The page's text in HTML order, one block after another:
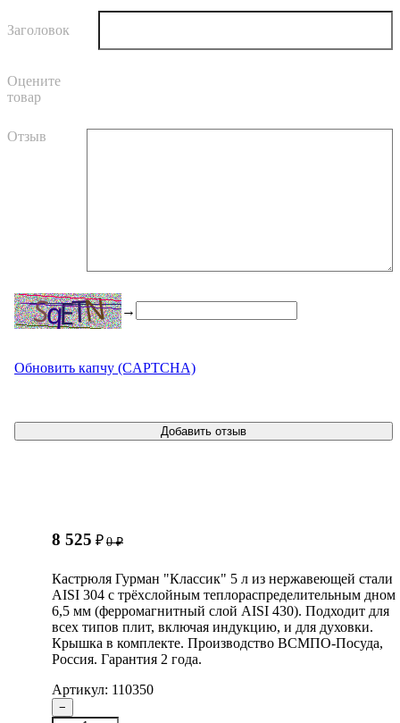
Заголовок
Оцените
товар
Отзыв
→
Обновить капчу (CAPTCHA)
8 525 ₽ 0 ₽
Кастрюля Гурман "Классик" 5 л из нержавеющей стали
AISI 304 с трёхслойным теплораспределительным дном
6,5 мм (ферромагнитный слой AISI 430). Подходит для
всех типов плит, включая индукцию, и для духовки.
Крышка в комплекте. Производство ВСМПО-Посуда,
Россия. Гарантия 2 года.
Артикул: 110350
−